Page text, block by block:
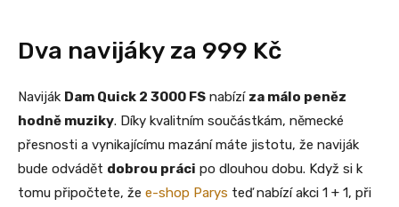
Dva navijáky za 999 Kč
Naviják Dam Quick 2 3000 FS nabízí za málo peněz
hodně muziky. Díky kvalitním součástkám, německé
přesnosti a vynikajícímu mazání máte jistotu, že naviják
bude odvádět dobrou práci po dlouhou dobu. Když si k
tomu připočtete, že e-shop Parys teď nabízí akci 1 + 1, při